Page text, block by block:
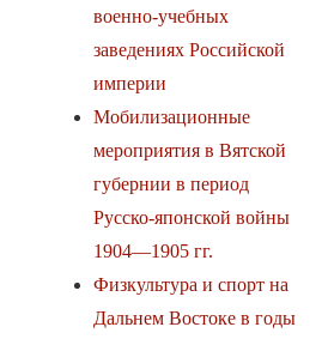
военно-учебных
заведениях Российской
империи
Мобилизационные
мероприятия в Вятской
губернии в период
Русско-японской войны
1904—1905 гг.
Физкультура и спорт на
Дальнем Востоке в годы